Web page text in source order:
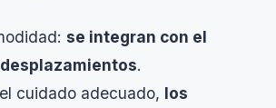
se integran con el
.
cuidado adecuado, los